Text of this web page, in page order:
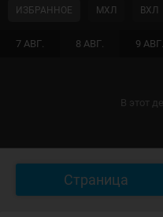
7 АВГ. 8 АВГ. 9 АВГ.
ИЗБРАННОЕ МХЛ ВХЛ
В этот
Страница